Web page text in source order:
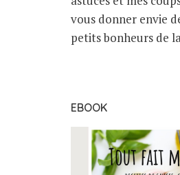
vous donner envie
petits bonheurs de
EBOOK